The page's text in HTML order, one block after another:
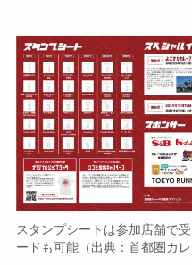
スタンプシートは参加店舗で
ードも可能（出典：首都圏カ